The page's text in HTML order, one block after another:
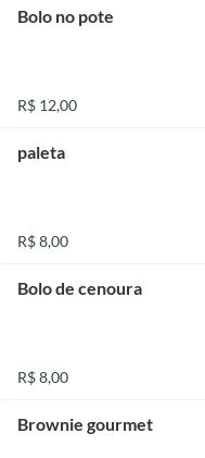
Bolo no pote
R$ 12,00
paleta
R$ 8,00
Bolo de cenoura
R$ 8,00
Brownie gourmet